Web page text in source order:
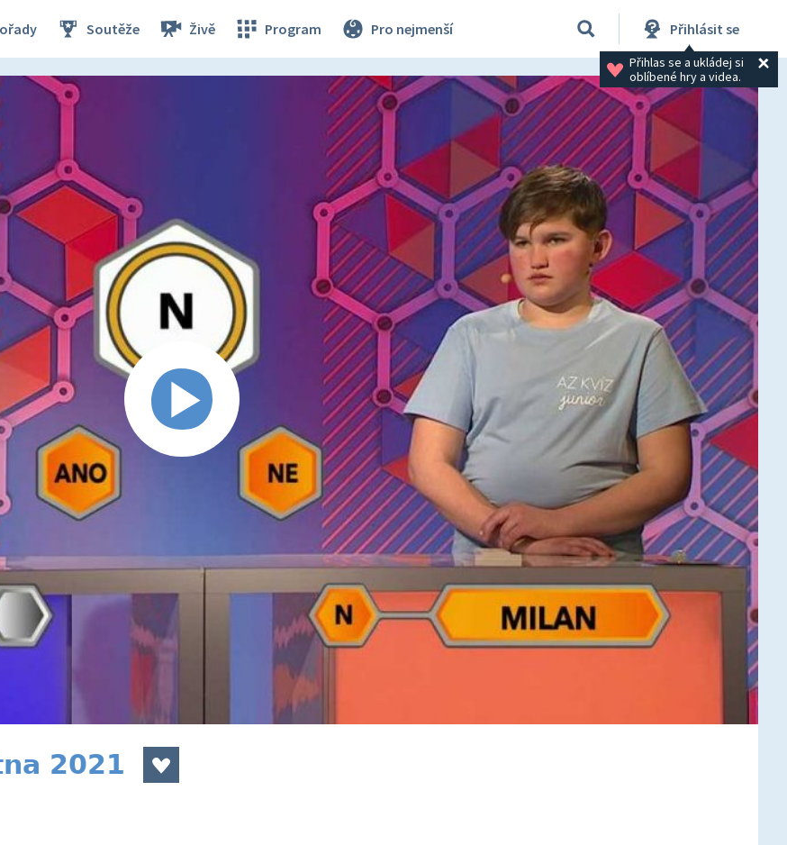
Soutěže Živě Program Pro nejmenší Přihlásit se
Přihlas se a ukládej si
oblíbené hry a videa.
2021